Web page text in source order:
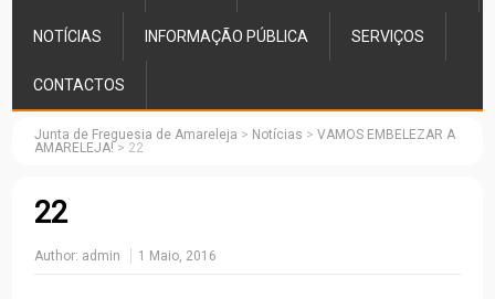
NOTÍCIAS INFORMAÇÃO PÚBLICA SERVIÇOS
CONTACTOS
Junta de Freguesia de Amareleja > Notícias >VAMOS EMBELEZAR A
AMARELEJA! > 22
22
Author: admin 1 Maio, 2016